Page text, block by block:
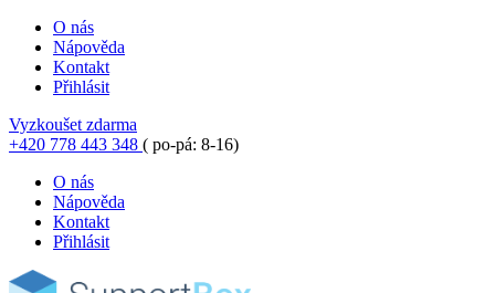
O nás
Nápověda
Kontakt
Přihlásit
Vyzkoušet zdarma
+420 778 443 348 ( po-pá: 8-16)
O nás
Nápověda
Kontakt
Přihlásit